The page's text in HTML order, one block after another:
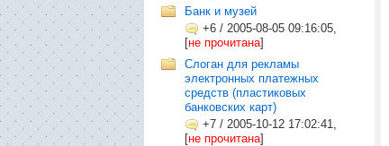
Банк и музей
+6 / 2005-08-05 09:16:05,
[не прочитана]
Слоган для рекламы
электронных платежных
средств (пластиковых
банковских карт)
+7 / 2005-10-12 17:02:41,
[не прочитана]